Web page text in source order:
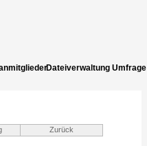
Dateiverwaltung Umfrage